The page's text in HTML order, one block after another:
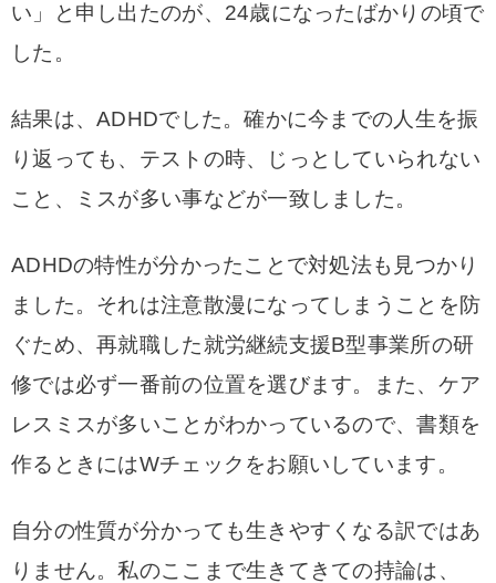
い」と申し出たのが、24歳になったばかりの頃で
した。
結果は、ADHDでした。確かに今までの人生を振
り返っても、 テストの時、じっとしていられない
こと、ミスが多い事などが一致しました。
ADHDの特性が分かったことで対処法も見つかり
ました。それは注意散漫になってしまうことを防
ぐため、再就職した就労継続支援B型事業所の研
修では必ず一番前の位置を選びます。
また、 ケア
レスミスが多いことがわかっているので、書類を
作るときにはWチェックをお願いしています。
自分の性質が分かっても生きやすくなる訳ではあ
りません。私のここまで生きてきての持論は、